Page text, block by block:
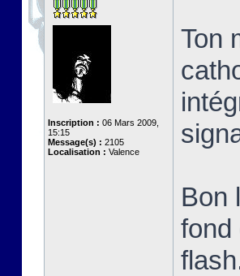
Inscription : 06 Mars 2009,
15:15
Message(s) : 2105
Localisation : Valence
Ton
Bon
fond